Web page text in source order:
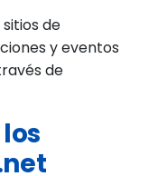
de
y eventos
de